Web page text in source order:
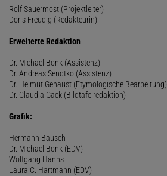
Rolf Sauermost (Projektleiter)
Doris Freudig (Redakteurin)
Erweiterte Redaktion
Dr. Michael Bonk (Assistenz)
Dr. Andreas Sendtko (Assistenz)
Dr. Helmut Genaust (Etymologische Bearbeitung)
Dr. Claudia Gack (Bildtafelredaktion)
Grafik:
Hermann Bausch
Dr. Michael Bonk (EDV)
Wolfgang Hanns
Laura C. Hartmann (EDV)